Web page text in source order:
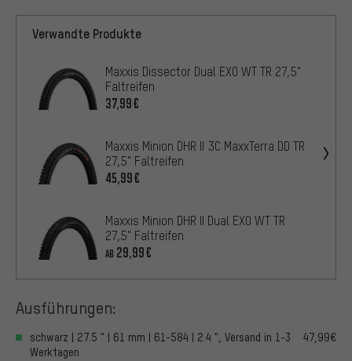
Verwandte Produkte
Maxxis Dissector Dual EXO WT TR 27,5"
Faltreifen
37,99€
Maxxis Minion DHR II 3C MaxxTerra DD TR
27,5" Faltreifen
45,99€
Maxxis Minion DHR II Dual EXO WT TR
27,5" Faltreifen
AB 29,99€
Ausführungen:
schwarz | 27.5 " | 61 mm | 61-584 | 2.4 ", Versand in 1-3
Werktagen
47,99€